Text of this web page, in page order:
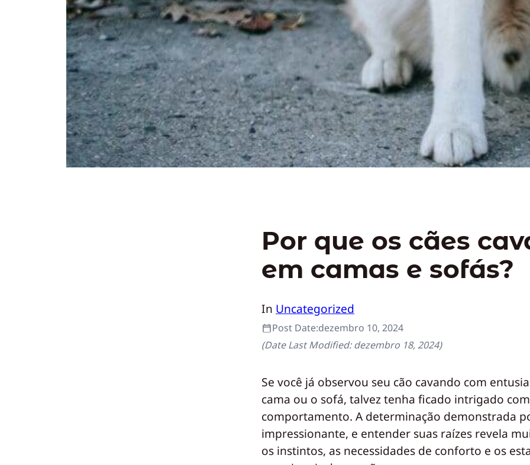
Por que os cães
em camas e sofás?
In Uncategorized
Post Date:dezembro 10, 2024
(Date Last Modified:dezembro 18, 2024)
Se você já observou seu cão cavando com
cama ou o sofá, talvez tenha ficado intrigado
comportamento. A determinação demonstrada
impressionante, e entender suas raízes revela
os instintos, as necessidades de conforto e os